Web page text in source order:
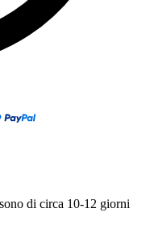
di circa 10-12 giorni